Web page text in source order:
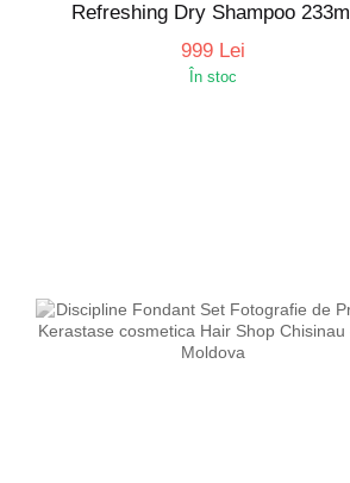
Refreshing Dry Shampoo 233ml
999 Lei
În stoc